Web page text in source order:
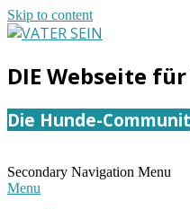
Skip to content
SEIN
DIE Webseite
Die Hunde-
Secondary Navigation Menu
Menu